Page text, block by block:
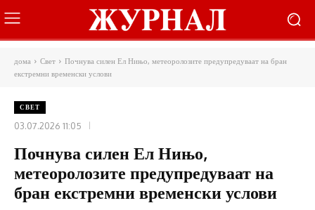
дома Свет
Почнува силен Ел Нињо, метеоролозите предупредуваат на бран
екстремни временски услови
СВЕТ
03.07.2026 11:05
Почнува силен Ел Нињо,
метеоролозите предупредуваат на
бран екстремни временски услови